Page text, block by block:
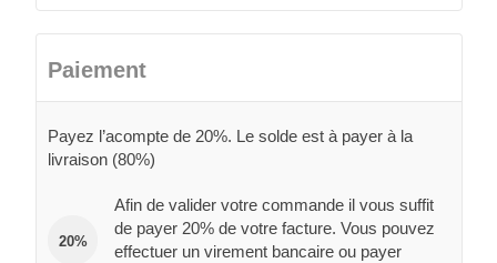
Paiement
Payez l’acompte de 20%. Le solde est à payer à la
livraison (80%)
20%
Afin de valider votre commande il vous suffit
de payer 20% de votre facture. Vous pouvez
effectuer un virement bancaire ou payer